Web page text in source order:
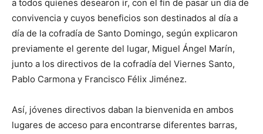
a todos quienes desearon ir, con el fin de pasar un día de
convivencia y cuyos beneficios son destinados al día a
día de la cofradía de Santo Domingo, según explicaron
previamente el gerente del lugar, Miguel Ángel Marín,
junto a los directivos de la cofradía del Viernes Santo,
Pablo Carmona y Francisco Félix Jiménez.
Así, jóvenes directivos daban la bienvenida en ambos
lugares de acceso para encontrarse diferentes barras,